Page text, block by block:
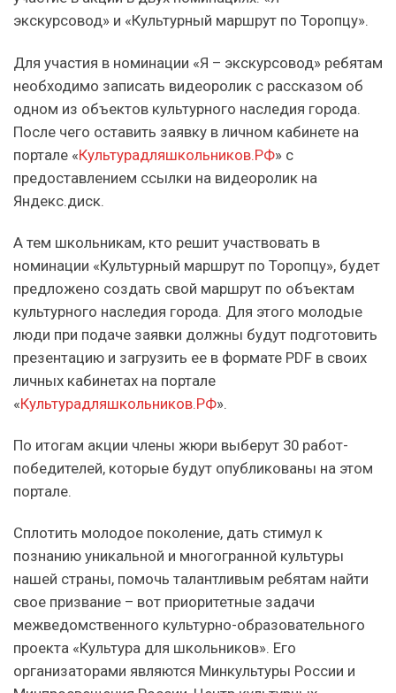
экскурсовод» и «Культурный маршрут по Торопцу».
Для участия в номинации «Я – экскурсовод» ребятам
необходимо записать видеоролик с рассказом об
одном из объектов культурного наследия города.
После чего оставить заявку в личном кабинете на
портале «Культурадляшкольников.РФ» с
предоставлением ссылки на видеоролик на
Яндекс.диск.
А тем школьникам, кто решит участвовать в
номинации «Культурный маршрут по Торопцу», будет
предложено создать свой маршрут по объектам
культурного наследия города. Для этого молодые
люди при подаче заявки должны будут подготовить
презентацию и загрузить ее в формате PDF в своих
личных кабинетах на портале
«Культурадляшкольников.РФ».
По итогам акции члены жюри выберут 30 работ-
победителей, которые будут опубликованы на этом
портале.
Сплотить молодое поколение, дать стимул к
познанию уникальной и многогранной культуры
нашей страны, помочь талантливым ребятам найти
свое призвание – вот приоритетные задачи
межведомственного культурно-образовательного
проекта «Культура для школьников». Его
организаторами являются Минкультуры России и